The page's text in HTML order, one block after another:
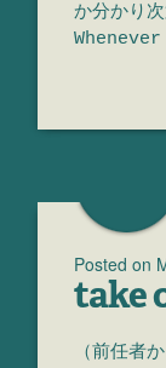
か分か
Posted on
take
（前任